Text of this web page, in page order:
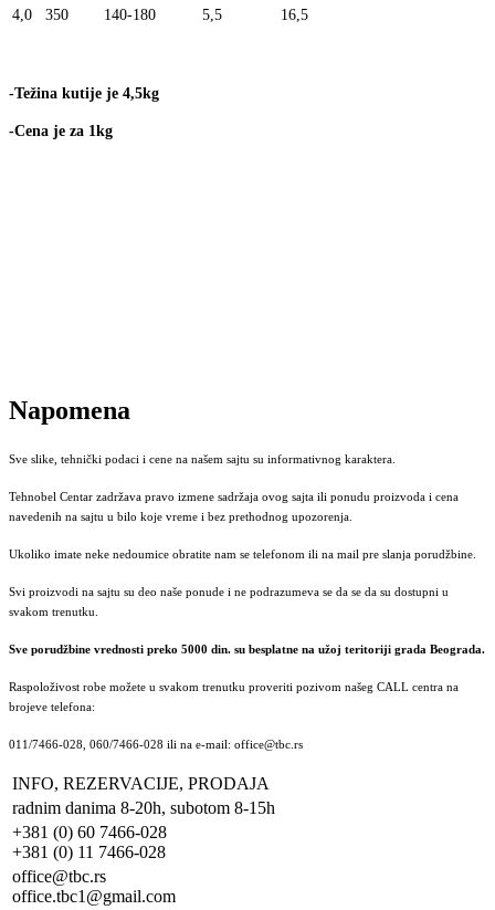
4,0
350 140-180 5,5 16,5
-Težina kutije je 4,5kg
-Cena je za 1kg
Napomena
Sve slike, tehnički podaci i cene na našem sajtu su informativnog karaktera.
Tehnobel Centar zadržava pravo izmene sadržaja ovog sajta ili ponudu proizvoda i cena
navedenih na sajtu u bilo koje vreme i bez prethodnog upozorenja.
Ukoliko imate neke nedoumice obratite nam se telefonom ili na mail pre slanja porudžbine.
Svi proizvodi na sajtu su deo naše ponude i ne podrazumeva se da se da su dostupni u
svakom trenutku.
Sve porudžbine vrednosti preko 5000 din. su besplatne na užoj teritoriji grada Beograda.
Raspoloživost robe možete u svakom trenutku proveriti pozivom našeg CALL centra na
brojeve telefona:
011/7466-028, 060/7466-028 ili na e-mail: office@tbc.rs
INFO, REZERVACIJE, PRODAJA
radnim danima 8-20h, subotom 8-15h
+381 (0) 60 7466-028
+381 (0) 11 7466-028
office@tbc.rs
office.tbc1@gmail.com